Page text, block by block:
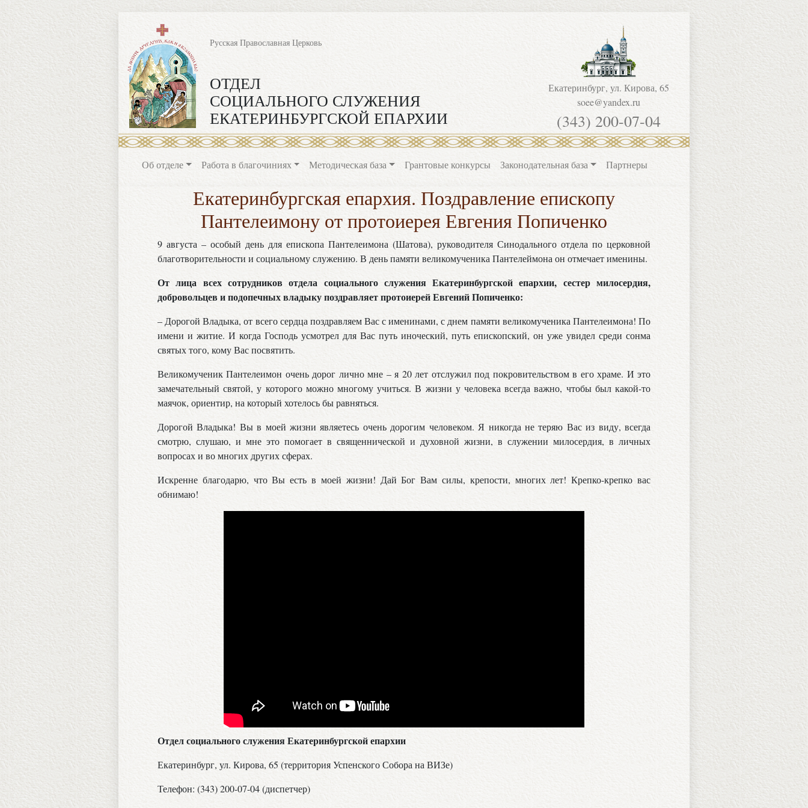
Русская Православная Церковь
ОТДЕЛ
СОЦИАЛЬНОГО СЛУЖЕНИЯ
ЕКАТЕРИНБУРГСКОЙ ЕПАРХИИ
Екатеринбург, ул. Кирова, 65
soee@yandex.ru
(343) 200-07-04
Об отделе Работа в благочиниях Методическая база Грантовые конкурсы Законодательная база Партнеры
Екатеринбургская епархия. Поздравление епископу
Пантелеимону от протоиерея Евгения Попиченко
9 августа – особый день для епископа Пантелеимона (Шатова), руководителя Синодального отдела по церковной
благотворительности и социальному служению. В день памяти великомученика Пантелеймона он отмечает именины.
От лица всех сотрудников отдела социального служения Екатеринбургской епархии, сестер милосердия,
добровольцев и подопечных владыку поздравляет протоиерей Евгений Попиченко:
– Дорогой Владыка, от всего сердца поздравляем Вас с именинами, с днем памяти великомученика Пантелеимона! По
имени и житие. И когда Господь усмотрел для Вас путь иноческий, путь епископский, он уже увидел среди сонма
святых того, кому Вас посвятить.
Великомученик Пантелеимон очень дорог лично мне – я 20 лет отслужил под покровительством в его храме. И это
замечательный святой, у которого можно многому учиться. В жизни у человека всегда важно, чтобы был какой-то
маячок, ориентир, на который хотелось бы равняться.
Дорогой Владыка! Вы в моей жизни являетесь очень дорогим человеком. Я никогда не теряю Вас из виду, всегда
смотрю, слушаю, и мне это помогает в священнической и духовной жизни, в служении милосердия, в личных
вопросах и во многих других сферах.
Искренне благодарю, что Вы есть в моей жизни! Дай Бог Вам силы, крепости, многих лет! Крепко-крепко вас
обнимаю!
Отдел социального служения Екатеринбургской епархии
Екатеринбург, ул. Кирова, 65 (территория Успенского Собора на ВИЗе)
Телефон: (343) 200-07-04 (диспетчер)